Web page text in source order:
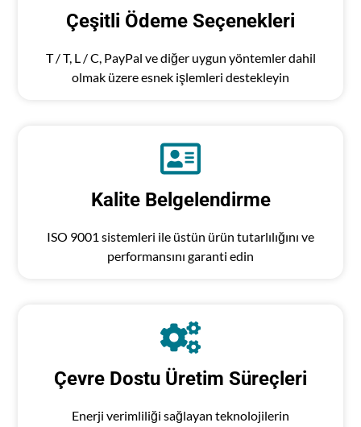
Çeşitli Ödeme Seçenekleri
T / T, L / C, PayPal ve diğer uygun yöntemler dahil
olmak üzere esnek işlemleri destekleyin
Kalite Belgelendirme
ISO 9001 sistemleri ile üstün ürün tutarlılığını ve
performansını garanti edin
Çevre Dostu Üretim Süreçleri
Enerji verimliliği sağlayan teknolojilerin